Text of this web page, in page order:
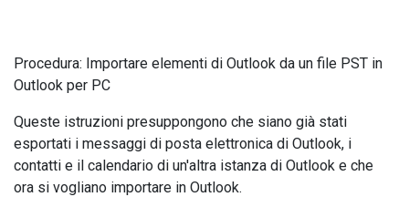
Procedura: Importare elementi di Outlook da un file PST in
Outlook per PC
Queste istruzioni presuppongono che siano già stati
esportati i messaggi di posta elettronica di Outlook, i
contatti e il calendario di un'altra istanza di Outlook e che
ora si vogliano importare in Outlook.